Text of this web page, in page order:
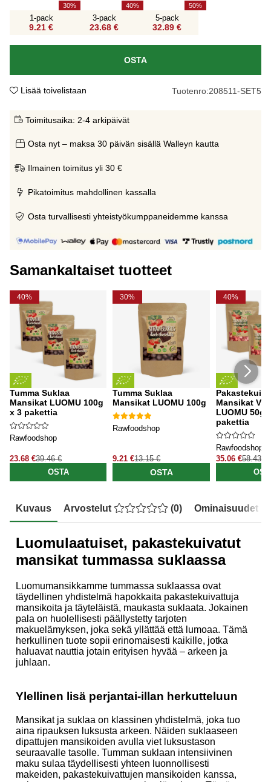
1-pack
9.21 €
30
3-pack
23.68 €
40
5-pack
32.89 €
50
OSTA
Lisää toivelistaan Tuotenro:208511-SET5
Toimitusaika: 2-4 arkipäivät
Osta nyt – maksa 30 päivän sisällä Walleyn kautta
Ilmainen toimitus yli 30 €
Pikatoimitus mahdollinen kassalla
Osta turvallisesti yhteistyökumppaneidemme kanssa
Samankaltaiset tuotteet
40%
Tumma Suklaa
Mansikat LUOMU 100g
x 3 pakettia
Rawfoodshop
23.68 €39.46 €
OSTA
30%
Tumma Suklaa
Mansikat LUOMU 100g
Rawfoodshop
9.21 €13.15 €
OSTA
40%
Mansikat
LUOMU 50g
pakettia
Rawfoodshop
35.06 €58.43 €
Kuvaus Arvostelut (0) Ominaisuudet
Luomulaatuiset, pakastekuivatut
mansikat tummassa suklaassa
Luomumansikkamme tummassa suklaassa ovat
täydellinen yhdistelmä hapokkaita pakastekuivattuja
mansikoita ja täyteläistä, maukasta suklaata. Jokainen
pala on huolellisesti päällystetty tarjoten
makuelämyksen, joka sekä yllättää että lumoaa. Tämä
herkullinen tuote sopii erinomaisesti kaikille, jotka
haluavat nauttia jotain erityisen hyvää – arkeen ja
juhlaan.
Ylellinen lisä perjantai-illan herkutteluun
Mansikat ja suklaa on klassinen yhdistelmä, joka tuo
aina ripauksen luksusta arkeen. Näiden suklaaseen
dipattujen mansikoiden avulla viet luksustason
seuraavalle tasolle. Tumman suklaan intensiivinen
maku sulaa täydellisesti yhteen luonnollisesti
makeiden, pakastekuivattujen mansikoiden kanssa,